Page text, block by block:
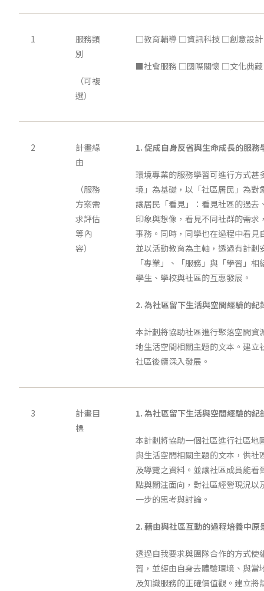
1
服務類
別
（可複
選）
□教育輔導 □資訊科技 □創意設
■社會服務 □國際關懷 □文化典
2
計畫緣
由
（服務
方案需
求評估
等內
容）
1.促成自身反省與生命成長的服務
環境專業的服務學習可進行方式甚
境」為基礎，以「社區居民」為對
讓居民「看見」：看見社區的過去
印象與想像，看見不同社群的需求
事務。同時，同學也在過程中看見
並以活動教育為主軸，透過有計劃
「專業」、「服務」與「學習」
學生、學校與社區的互惠發展。
2.為社區留下生活與空間經驗的紀
本計劃將協助社區進行聚落空間資
地生活空間相關主題的文本。建立
社區後續深入發展。
3
計畫目
標
1.為社區留下生活與空間經驗的紀
本計劃將協助一個社區進行社區地
與生活空間相關主題的文本，供社
及導覽之資料。並讓社區成員能看
點與關注面向，對社區經營現況以
一步的思考與討論。
2.藉由與社區互動的過程培養中
透過自我要求與團隊合作的方式使
習，並經由自身去體驗環境、與當
及知識服務的正確價值觀。建立將